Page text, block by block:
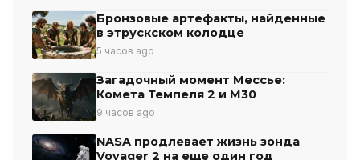
Бронзовые артефакты, найденные
в этрускском колодце
5 часов ago
Загадочный момент Мессье:
Комета Темпеля 2 и М30
9 часов ago
NASA продлевает жизнь зонда
Voyager 2 на еще один год